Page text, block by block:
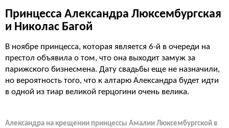
Принцесса Александра Люксембургская
и Николас Багой
В ноябре принцесса, которая является 6-й в очереди на
престол объявила о том, что она выходит замуж за
парижского бизнесмена. Дату свадьбы еще не назначили,
но вероятность того, что к алтарю Александра будет идти
в одной из тиар великой герцогини очень велика.
Александра на крещении принцессы Амалии Люксембургской в